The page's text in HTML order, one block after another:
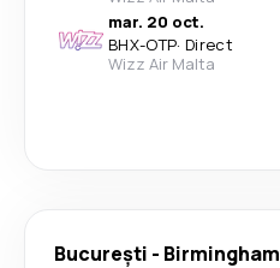
mar. 20 oct.
BHX-OTP· Direct
Wizz Air Malta
București - Birmingham